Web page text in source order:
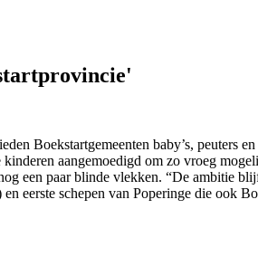
Boekstartgemeenten baby’s,
aangemoedigd om zo vroeg
een paar blinde vlekken. “De ambitie
eerste schepen van Poperinge die ook